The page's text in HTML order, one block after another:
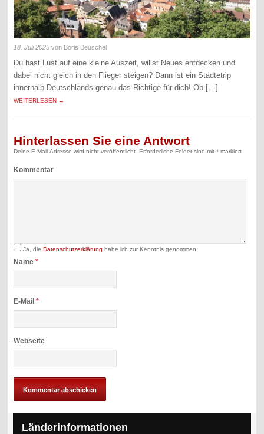
18. Juli 2025 von Boris Beuschel
Du hast Lust auf eine kleine Auszeit, willst Neues entdecken und
dabei nicht gleich in den Flieger steigen? Dann ist ein Städtetrip
innerhalb Deutschlands genau das Richtige für dich! Ob […]
WEITERLESEN →
Hinterlassen Sie eine Antwort
Deine E-Mail-Adresse wird nicht veröffentlicht. Erforderliche Felder sind mit* markiert
Kommentar
Ja, dieDatenschutzerklärung habe ich zur Kenntnis genommen.
Name*
E-Mail*
Webseite
Länderinformationen